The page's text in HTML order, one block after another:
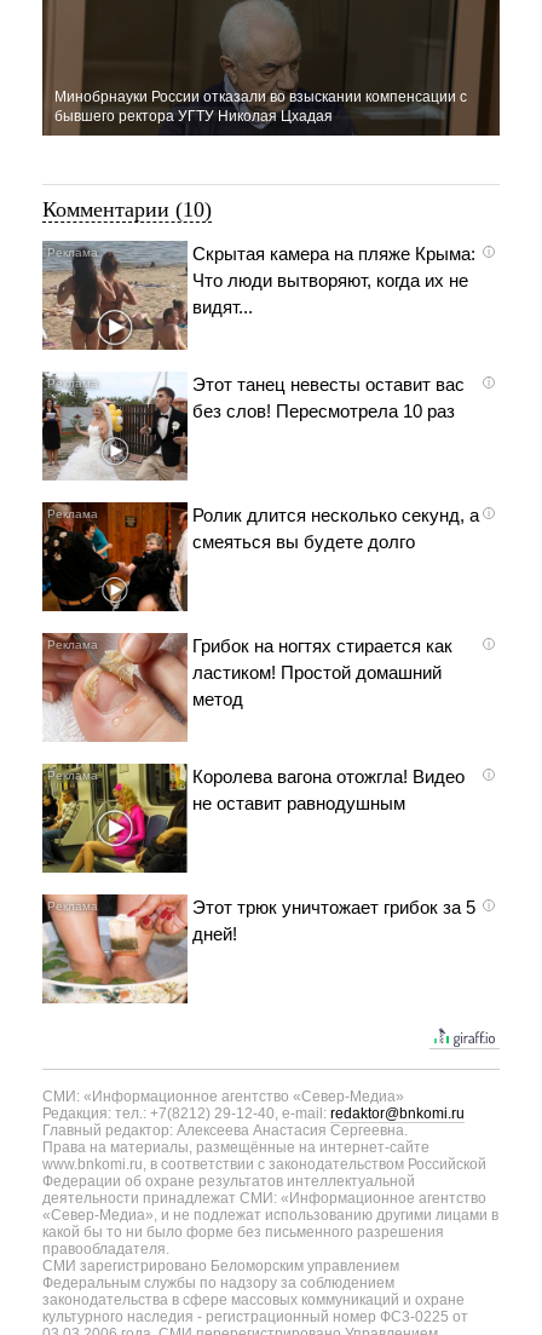
Минобрнауки России отказали во взыскании компенсации с
бывшего ректора УГТУ Николая Цхадая
Комментарии (10)
i
Скрытая камера на пляже Крыма:
Что люди вытворяют, когда их не
видят...
i
Этот танец невесты оставит вас
без слов! Пересмотрела 10 раз
i
Ролик длится несколько секунд, а
смеяться вы будете долго
i
Грибок на ногтях стирается как
ластиком! Простой домашний
метод
i
Королева вагона отожгла! Видео
не оставит равнодушным
i
Этот трюк уничтожает грибок за 5
дней!
СМИ: «Информационное агентство «Север-Медиа»
Редакция: тел.: +7(8212) 29-12-40, e-mail: redaktor@bnkomi.ru
Главный редактор: Алексеева Анастасия Сергеевна.
Права на материалы, размещённые на интернет-сайте
www.bnkomi.ru, в соответствии с законодательством Российской
Федерации об охране результатов интеллектуальной
деятельности принадлежат СМИ: «Информационное агентство
«Север-Медиа», и не подлежат использованию другими лицами в
какой бы то ни было форме без письменного разрешения
правообладателя.
СМИ зарегистрировано Беломорским управлением
Федеральным службы по надзору за соблюдением
законодательства в сфере массовых коммуникаций и охране
культурного наследия - регистрационный номер ФС3-0225 от